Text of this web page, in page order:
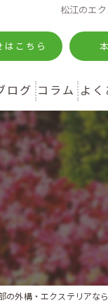
松江のエ
はこちら
ログ コラム よく
の外構・エクステリアな